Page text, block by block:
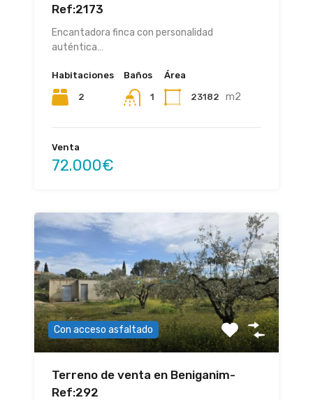
Ref:2173
Encantadora finca con personalidad
auténtica…
Habitaciones
2
Baños
1
Área
23182 m2
Venta
72.000€
Con acceso asfaltado
Terreno de venta en Beniganim-
Ref:292